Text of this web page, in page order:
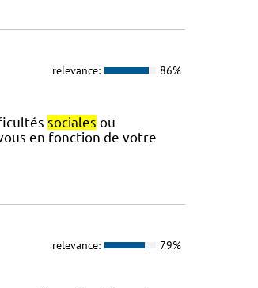
relevance: 86%
sociales ou
en fonction de votre
relevance: 79%